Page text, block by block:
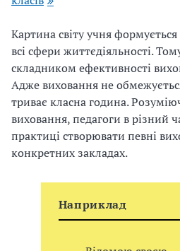
Картина світу учня
всі сфери життєдіяльності.
складником ефективності
Адже виховання не
триває класна година.
виховання, педагоги в різний
практиці створювати певні
конкретних закладах.
Наприклад